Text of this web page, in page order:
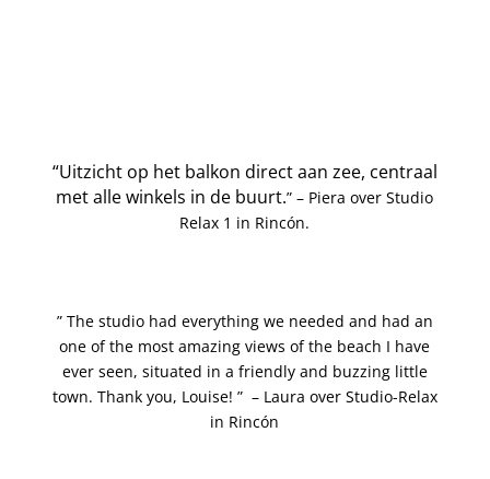
“Uitzicht op het balkon direct aan zee, centraal
met alle winkels in de buurt.” – Piera over Studio
Relax 1 in Rincón.
” The studio had everything we needed and had an
one of the most amazing views of the beach I have
ever seen, situated in a friendly and buzzing little
town. Thank you, Louise! ” – Laura over Studio-Relax
in Rincón